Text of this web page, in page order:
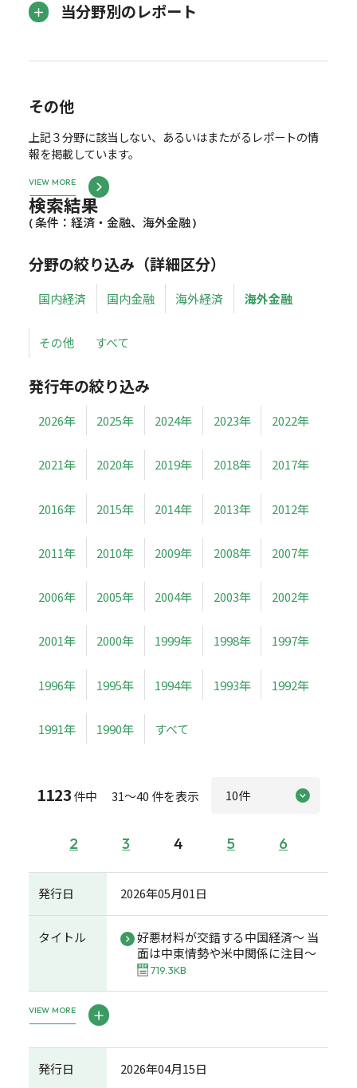
当分野別のレポート
その他
上記３分野に該当しない、あるいはまたがるレポートの情
報を掲載しています。
VIEW MORE
検索結果
( 条件：経済・金融、海外金融 )
分野の絞り込み（詳細区分）
国内経済 国内金融 海外経済 海外金融
その他 すべて
発行年の絞り込み
2026年 2025年 2024年 2023年 2022年
2021年 2020年 2019年 2018年 2017年
2016年 2015年 2014年 2013年 2012年
2011年 2010年 2009年 2008年 2007年
2006年 2005年 2004年 2003年 2002年
2001年 2000年 1999年 1998年 1997年
1996年 1995年 1994年 1993年 1992年
1991年 1990年 すべて
1123件中 31～40 件を表示
2 3 4 5 6
発行日 2026年05月01日
タイトル
好悪材料が交錯する中国経済～ 当
面は中東情勢や米中関係に注目～
719.3KB
VIEW MORE
発行日 2026年04月15日